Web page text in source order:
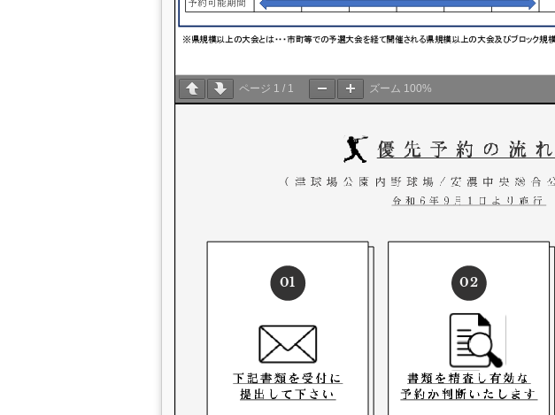
ページ 1 / 1 ズーム 100%